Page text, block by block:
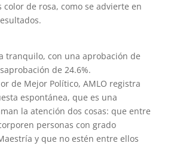
color de rosa, como se advierte en
tranquilo, con una aprobación de
de 24.6%.
de Mejor Político, AMLO registra
espontánea, que es una
la atención dos cosas: que entre
personas con grado
y que no estén entre ellos